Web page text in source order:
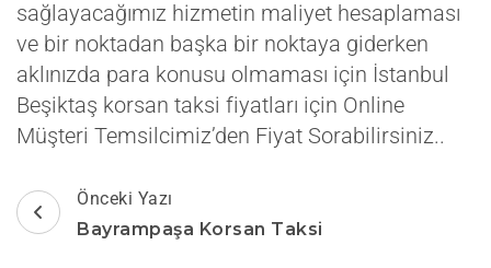
sağlayacağımız hizmetin maliyet hesaplaması
ve bir noktadan başka bir noktaya giderken
aklınızda para konusu olmaması için İstanbul
Beşiktaş korsan taksi fiyatları için Online
Müşteri Temsilcimiz’den Fiyat Sorabilirsiniz..
Yazı
dolaşımı
Önceki Yazı
Bayrampaşa Korsan Taksi